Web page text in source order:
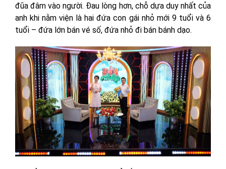
đũa đâm vào người. Đau lòng hơn, chỗ dựa duy nhất của
anh khi nằm viện là hai đứa con gái nhỏ mới 9 tuổi và 6
tuổi – đứa lớn bán vé số, đứa nhỏ đi bán bánh dạo.